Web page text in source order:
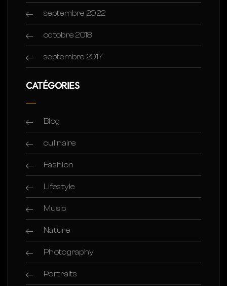
septembre 2022
octobre 2018
septembre 2017
CATÉGORIES
Blog
culinaire
Fashion
Lifestyle
Music
Nature
Photography
Portraits